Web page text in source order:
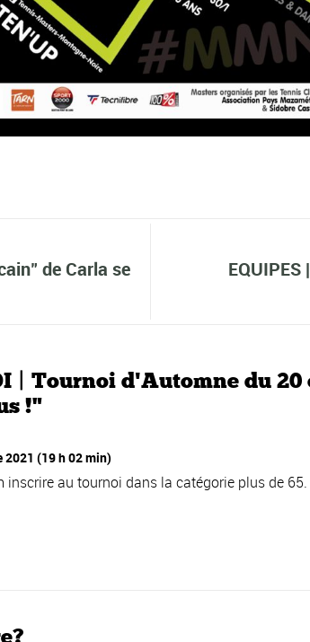
de Carla se
| Tournoi d'Automne du 20
!"
2021 (19 h 02 min)
inscrire au tournoi dans la catégorie plus de